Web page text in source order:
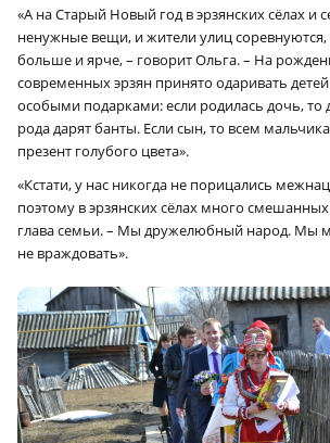
«А на Старый Новый год в эрзянских сёлах и
ненужные вещи, и жители улиц соревнуются,
больше и ярче, – говорит Ольга. – На
современных эрзян принято одаривать
особыми подарками: если родилась дочь, то
рода дарят банты. Если сын, то всем
презент голубого цвета».
«Кстати, у нас никогда не порицались
поэтому в эрзянских сёлах много
глава семьи. – Мы дружелюбный народ. Мы
не враждовать».